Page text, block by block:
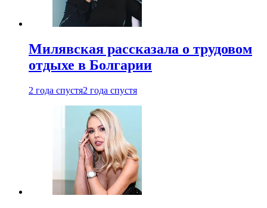
Милявская рассказала о трудовом
отдыхе в Болгарии
2 года спустя2 года спустя